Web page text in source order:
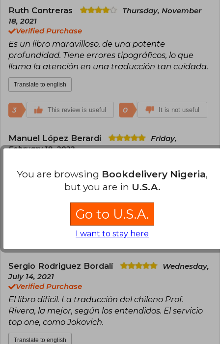
Ruth Contreras
Thursday, November
18, 2021
Verified Purchase
Es un libro maravilloso, de una potente
profundidad. Tiene errores tipográficos, lo que
llama la atención en una traducción tan cuidada.
Translate to english
3 This review is useful 0 It is not useful
Manuel López Berardi
Friday,
February 18, 2022
Excelente edición. Creo que la traducción es la
más clara y accesible de las disponibles en
español y que el precio es por demás de justo.
This review is useful 0
Sergio Rodriguez Bordalí
Wednesday,
July 14, 2021
Verified Purchase
El libro difícil. La traducción del chileno Prof.
Rivera, la mejor, según los entendidos. El servicio
top one, como Jokovich.
Translate to english
You are browsing Bookdelivery Nigeria,
but you are in U.S.A.
Go to U.S.A.
I want to stay here